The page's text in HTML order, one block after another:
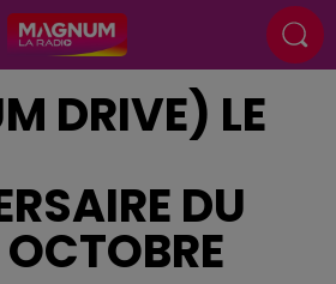
DRIVE) LE
DU